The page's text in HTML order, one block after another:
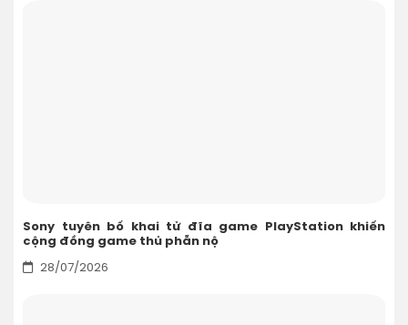
Sony tuyên bố khai tử đĩa game PlayStation khiến
cộng đồng game thủ phẫn nộ
28/07/2026